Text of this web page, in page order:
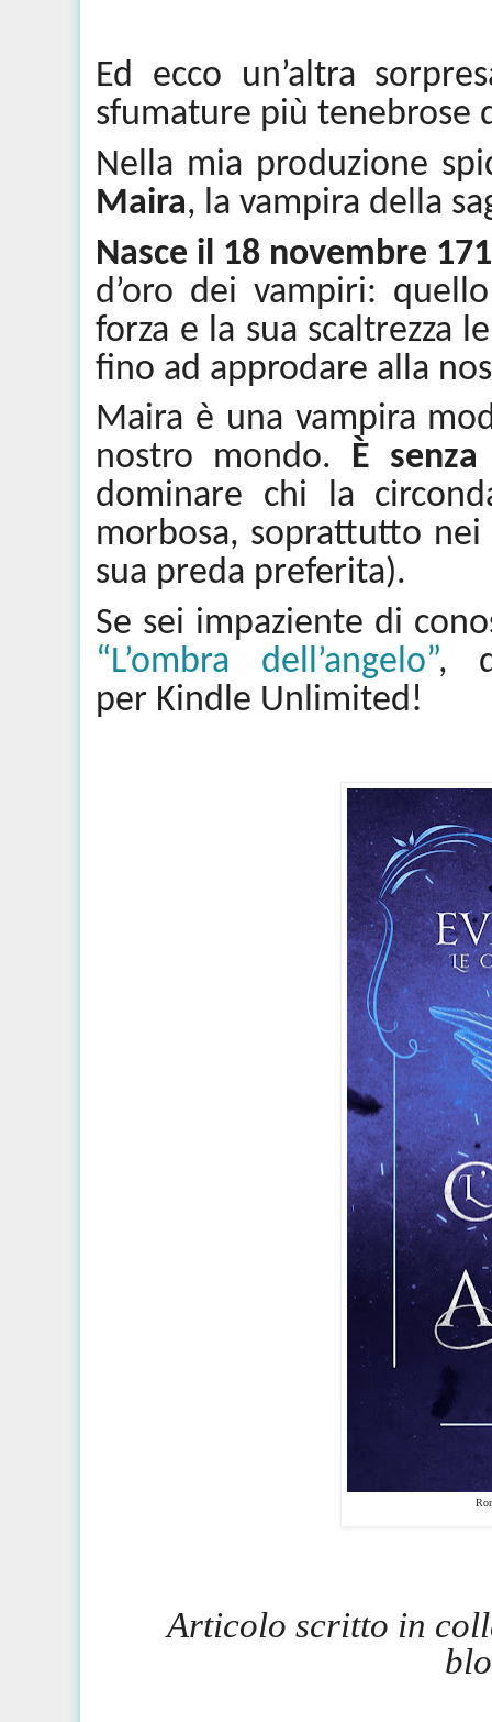
Ed ecco un’altra
sfumature più tenebrose
Nella mia produzione
Maira, la vampira della
Nasce il 18 novembre
d’oro dei vampiri:
forza e la sua scaltrezza
fino ad approdare alla
Maira è una vampira
nostro mondo. È
dominare chi la
morbosa, soprattutto nei
sua preda preferita).
Se sei impaziente di
“L’ombra dell’angelo”,
per Kindle Unlimited!
Articolo scritto in